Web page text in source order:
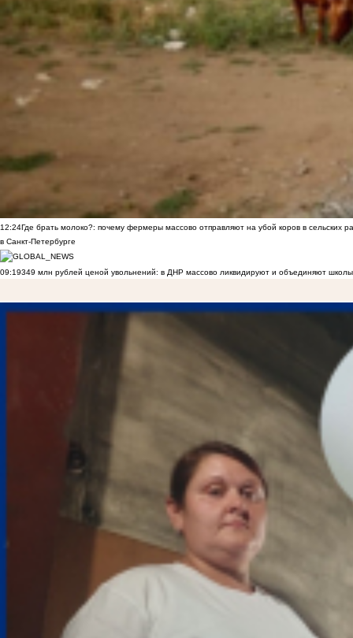
12:24Где брать молоко?: почему фермеры массово отправляют на убой коров в сельских
в Санкт-Петербурге
09:19349 млн рублей ценой увольнений: в ДНР массово ликвидируют и объединяют